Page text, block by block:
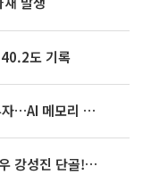
도 기록
SK하이닉스, 용인·청주에 54조 투자…AI 메모리 생산기지 키운다
'2TV 생생정보' 오늘방송맛집- 배우 강성진 단골! 쌀국수ㆍ푸팟퐁 커리 맛집 '블○○○'